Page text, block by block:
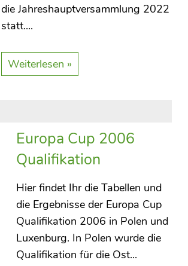
die Jahreshauptversammlung 2022
statt....
Weiterlesen »
Europa Cup 2006
Qualifikation
Hier findet Ihr die Tabellen und
die Ergebnisse der Europa Cup
Qualifikation 2006 in Polen und
Luxenburg. In Polen wurde die
Qualifikation für die Ost...